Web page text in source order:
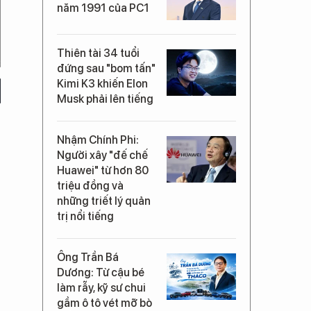
năm 1991 của PC1
Thiên tài 34 tuổi
đứng sau "bom tấn"
Kimi K3 khiến Elon
Musk phải lên tiếng
Nhậm Chính Phi:
Người xây "đế chế
Huawei" từ hơn 80
triệu đồng và
những triết lý quản
trị nổi tiếng
Ông Trần Bá
Dương: Từ cậu bé
làm rẫy, kỹ sư chui
gầm ô tô vét mỡ bò